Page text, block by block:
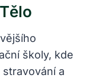
školy, kde
a